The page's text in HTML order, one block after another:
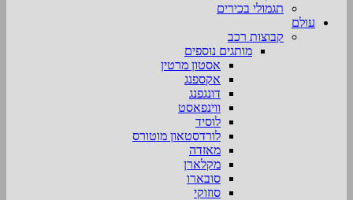
תגמולי בכירים
עולם
קבוצות רכב
מותגים נוספים
אסטון מרטין
אקספנג
דונגפנג
ווינפאסט
לוסיד
לורדסטאון מוטורס
מאזדה
מקלארן
סובארו
סוזוקי